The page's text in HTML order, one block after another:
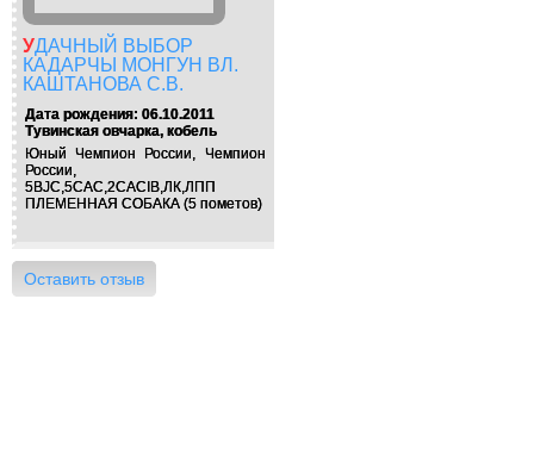
УДАЧНЫЙ ВЫБОР
КАДАРЧЫ МОНГУН ВЛ.
КАШТАНОВА С.В.
Дата рождения: 06.10.2011
Тувинская овчарка, кобель
Юный Чемпион России, Чемпион
России,
5BJC,5CAC,2CACIB,ЛК,ЛПП
ПЛЕМЕННАЯ СОБАКА (5 пометов)
Оставить отзыв